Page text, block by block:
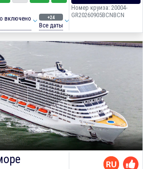
включено +24
Все даты
Номер круиза: 20004-
GR20260905BCNBCN